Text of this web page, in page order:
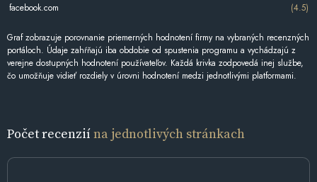
facebook.com
(4.5)
Graf zobrazuje porovnanie priemerných hodnotení firmy na vybraných recenzných
portáloch. Údaje zahŕňajú iba obdobie od spustenia programu a vychádzajú z
verejne dostupných hodnotení používateľov. Každá krivka zodpovedá inej službe,
čo umožňuje vidieť rozdiely v úrovni hodnotení medzi jednotlivými platformami.
Počet recenziína jednotlivých stránkach